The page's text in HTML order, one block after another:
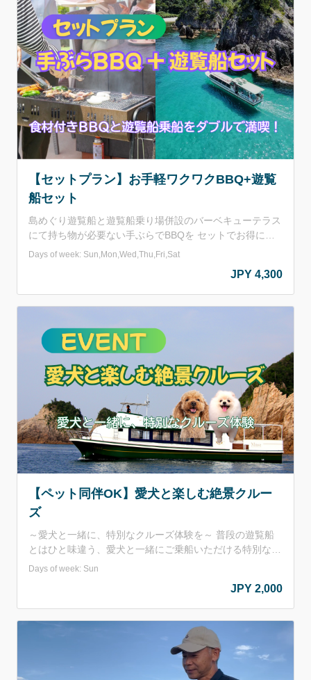
す！ 出航時間は要相談（予約フォーム入力時に記載くだ
さい。）
【セットプラン】お手軽ワクワクBBQ+遊覧
船セット
島めぐり遊覧船と遊覧船乗り場併設のバーベキューテラス
にて持ち物が必要ない手ぶらでBBQを セットでお得に楽
しめるプランをご用意しました！ BBQ食材は遊覧船の船
達や家族、小イベント等、BBQと乗船をダブルで楽しめま
す ^^ ～セット内容～ お肉：鳥取県産のお肉(牛バラ・牛
ランプ・豚バラ・鶏モモ)+鳥取県産ロングウインナー 野
持ち込みをおすすめしております。 他：おにぎり2個・焼
肉のタレ その他料金に含まれるもの：施設利用料(BBQコ
ンロ(網･鉄板付き)･テーブル･イス･トング･火ばさみ･調理
台&流し台使用料･ごみ処理代込み 【営業期間】2026年5
月15日～10月31日 ※毎週火曜日および大型連休を除く
【営業時間】11：00～15：00(15：00には施設を閉めさ
せていただきます。) 【セット料金】大人(中学生以上)
4,300円/人 小学生 3,500円/人 ■申込みについて お申し込
みは2名様以上でお願いしております。 遊覧船欠航時は、
お手軽ワクワクBBQプラン（大人3,500円 小学生3,000
Days of week: Sun,Mon,Wed,Thu,Fri,Sat
JPY 4,300
【ペット同伴OK】愛犬と楽しむ絶景クルー
ズ
～愛犬と一緒に、特別なクルーズ体験を～ 普段の遊覧船
とはひと味違う、愛犬と一緒にご乗船いただける特別なイ
ベントクルーズを開催します。 海の上でゆったりとした
景色を楽しめます。 写真撮影にもぴったりなスポットも
あり、愛犬との思い出作りにおすすめです。 【実施日】
2026年5月24日、6月14日、7月5日、9月27日 【出航時
間】11:00 【最少催行人数】10名様 ご家族や愛犬コミュ
ニティのお友達と一緒に、ぜひご参加ください。 ※貸切ク
Days of week: Sun
JPY 2,000